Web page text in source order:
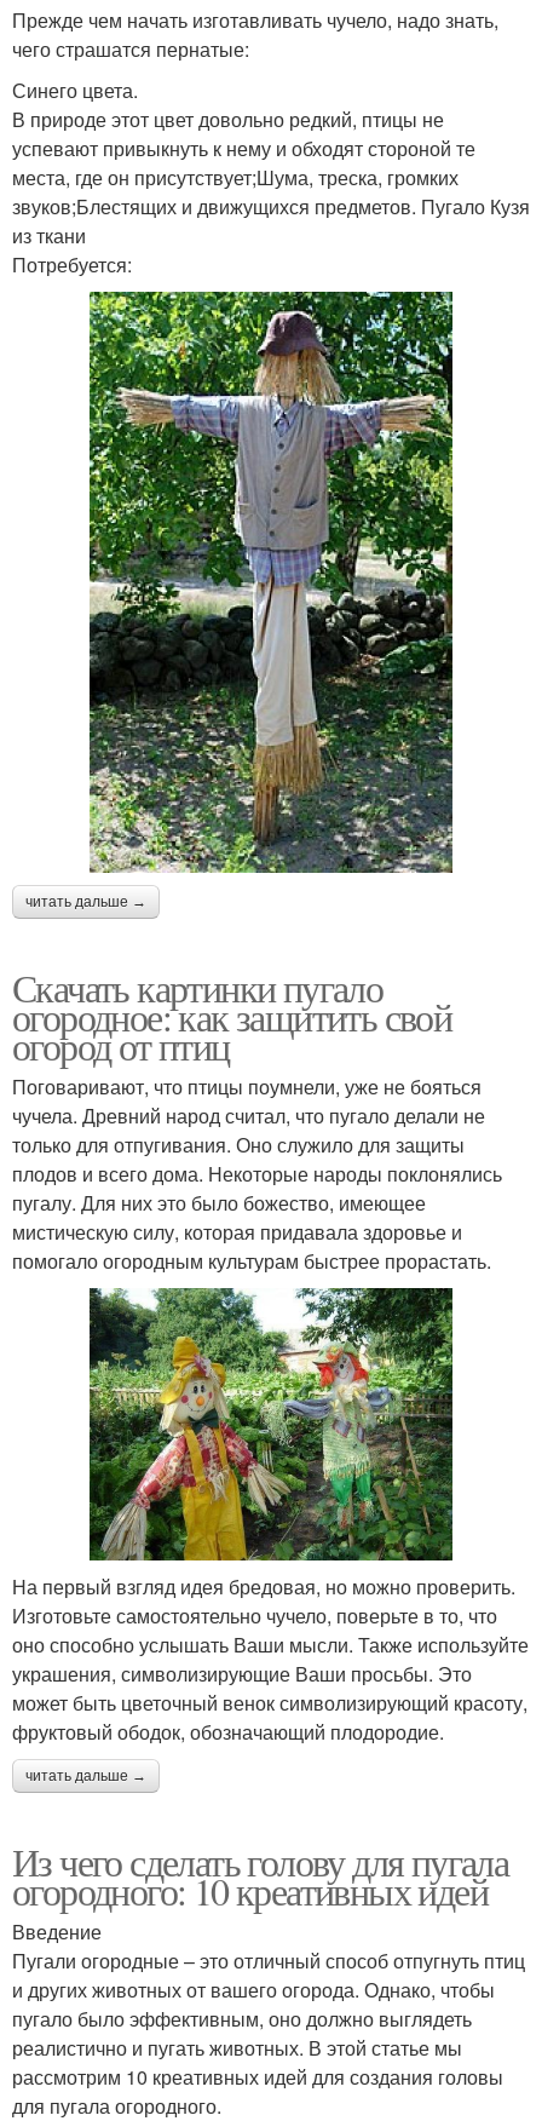
Прежде чем начать изготавливать чучело, надо знать,
чего страшатся пернатые:
Синего цвета.
В природе этот цвет довольно редкий, птицы не
успевают привыкнуть к нему и обходят стороной те
места, где он присутствует;Шума, треска, громких
звуков;Блестящих и движущихся предметов. Пугало Кузя
из ткани
Потребуется:
читать дальше →
Скачать картинки пугало
огородное: как защитить свой
огород от птиц
Поговаривают, что птицы поумнели, уже не бояться
чучела. Древний народ считал, что пугало делали не
только для отпугивания. Оно служило для защиты
плодов и всего дома. Некоторые народы поклонялись
пугалу. Для них это было божество, имеющее
мистическую силу, которая придавала здоровье и
помогало огородным культурам быстрее прорастать.
На первый взгляд идея бредовая, но можно проверить.
Изготовьте самостоятельно чучело, поверьте в то, что
оно способно услышать Ваши мысли. Также используйте
украшения, символизирующие Ваши просьбы. Это
может быть цветочный венок символизирующий красоту,
фруктовый ободок, обозначающий плодородие.
читать дальше →
Из чего сделать голову для пугала
огородного: 10 креативных идей
Введение
Пугали огородные – это отличный способ отпугнуть птиц
и других животных от вашего огорода. Однако, чтобы
пугало было эффективным, оно должно выглядеть
реалистично и пугать животных. В этой статье мы
рассмотрим 10 креативных идей для создания головы
для пугала огородного.